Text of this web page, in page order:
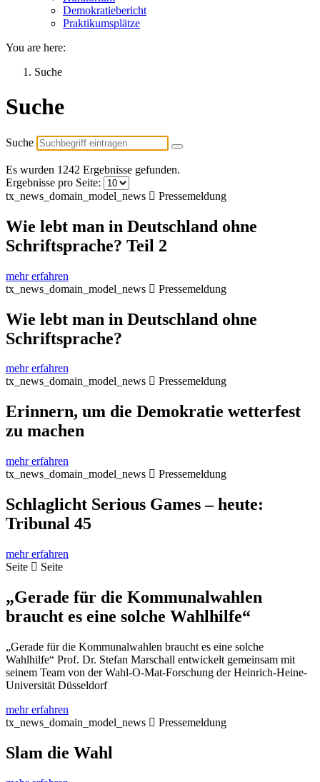
Demokratiebericht
Praktikumsplätze
You are here:
Suche
Suche
Suche
Es wurden 1242 Ergebnisse gefunden.
Ergebnisse pro Seite:
tx_news_domain_model_news
Pressemeldung
Wie lebt man in Deutschland ohne
Schriftsprache? Teil 2
mehr erfahren
tx_news_domain_model_news
Pressemeldung
Wie lebt man in Deutschland ohne
Schriftsprache?
mehr erfahren
tx_news_domain_model_news
Pressemeldung
Erinnern, um die Demokratie wetterfest
zu machen
mehr erfahren
tx_news_domain_model_news
Pressemeldung
Schlaglicht Serious Games – heute:
Tribunal 45
mehr erfahren
Seite
Seite
„Gerade für die Kommunalwahlen
braucht es eine solche Wahlhilfe“
„Gerade für die Kommunalwahlen braucht es eine solche
Wahlhilfe“ Prof. Dr. Stefan Marschall entwickelt gemeinsam mit
seinem Team von der Wahl-O-Mat-Forschung der Heinrich-Heine-
Universität Düsseldorf
mehr erfahren
tx_news_domain_model_news
Pressemeldung
Slam die Wahl